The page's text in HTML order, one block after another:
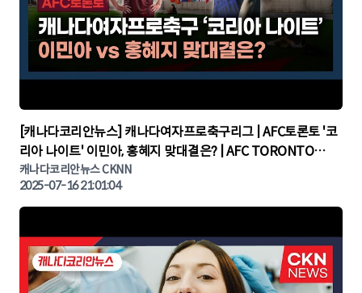
▶
[캐나다코리안뉴스] 캐나다여자프로축구리그 | AFC토론토 '코
리아 나이트' 이민아, 홍혜지 맞대결은? | AFC TORONTO
KOREA NIGHT | 캐나다뉴스 | 토론토뉴스
캐나다코리안뉴스 CKNN
2025-07-16 21:01:04